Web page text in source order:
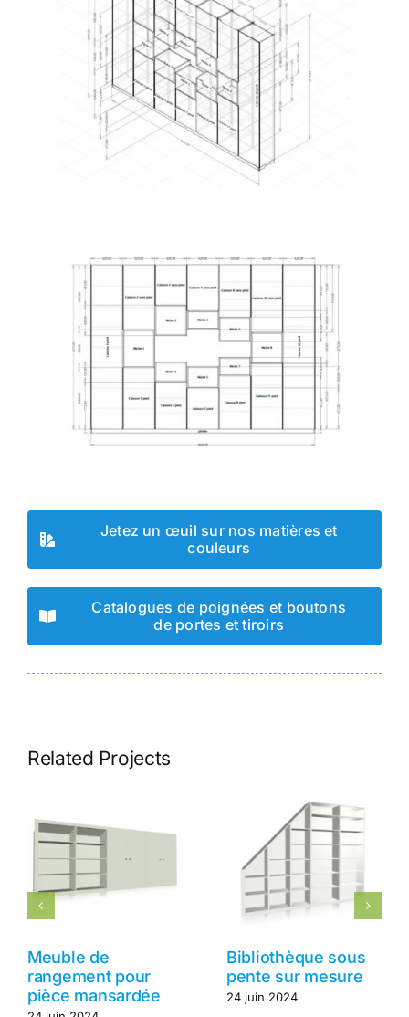
Jetez un œuil sur nos matières et
couleurs
Catalogues de poignées et boutons
de portes et tiroirs
Related Projects
Meuble de
rangement pour
pièce mansardée
Bibliothèque sous
pente sur mesure
24 juin 2024